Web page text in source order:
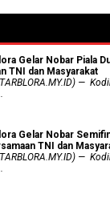
Gelar Nobar Piala
TNI dan Masyarakat
—
Gelar Nobar
TNI dan
—